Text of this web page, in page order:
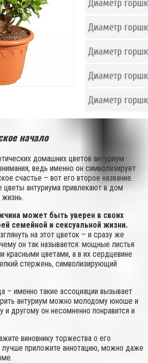
начало
домашних цветов антуриум
ведь именно он символизирует
счастье – вот его второе название.
цветы антуриума привлекают в дом
жизнь.
может быть уверен в своих
семейной и сексуальной жизни.
на этот цветок – и сразу же
он так называется: мощные листья
красными цветами, а в их сердцевине
стержень, символизирующий
– именно такие ассоциации вызывает
антуриум можно молодому юноше и
другому он несомненно понравится и
виновнику торжества о его
лучше приложите аннотацию, можно даже